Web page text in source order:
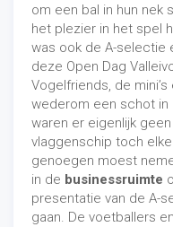
om een bal in hun nek
het plezier in het spel
was ook de A-selectie
deze Open Dag
Vogelfriends, de mini’s
wederom een schot in
waren er eigenlijk
vlaggenschip toch
genoegen moest
in de businessruimte
presentatie van de A-
gaan. De voetballers